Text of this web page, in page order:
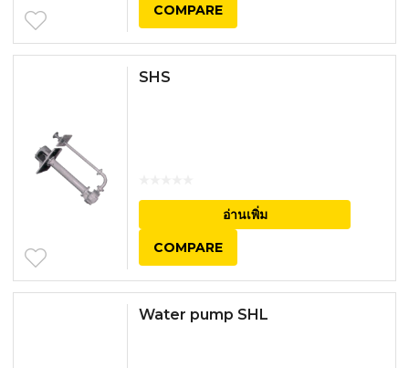
COMPARE
SHS
อ่านเพิ่ม
COMPARE
Water pump SHL